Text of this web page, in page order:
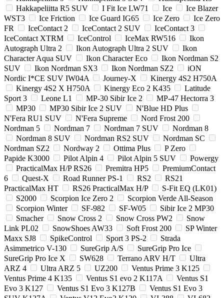
Hakkapeliitta R5 SUV
I Fit Ice LW71 Ice
Ice Blazer
WST3
Ice Friction Ice Guard IG65 Ice Zero
Ice Zero
FR
IceContact 2 IceContact 2 SUV
IceContact 3
IceContact XTRM
IceControl IceMax RW516
Ikon
Autograph Ultra 2
Ikon Autograph Ultra 2 SUV
Ikon
Character Aqua SUV
Ikon Character Eco
Ikon Nordman S2
SUV
Ikon Nordman SX3 Ikon Nordman SZ2
iON
Nordic I*CE SUV IW04A
Journey-X
Kinergy 4S2 H750A
Kinergy 4S2 X H750A
Kinergy Eco 2 K435
Latitude
Sport 3
Leone L1 MP-30 Sibir Ice 2
MP-47 Hectorra 3
MP30
MP30 Sibir Ice 2 SUV
N'Blue HD Plus
N'Fera RU1 SUV
N'Fera Supreme
Nord Frost 200
Nordman 5
Nordman 7 Nordman 7 SUV
Nordman 8
Nordman 8 SUV
Nordman RS2 SUV
Nordman SC
Nordman SZ2
Nordway 2 Ottima Plus
P Zero
Papide K3000
Pilot Alpin 4 Pilot Alpin 5 SUV
Powergy
PracticalMax H/P RS26
Premitra HP5
PremiumContact
6
Quest-X Road Runner PS-1 RS2
RS21
PracticalMax HT
RS26 PracticalMax H/P
S-Fit EQ (LK01)
S2000
Scorpion Ice Zero 2
Scorpion Verde All-Season
Scorpion Winter
SF-982 SF-W05
Sibir Ice 2 MP30
Smacher
Snow Cross 2 Snow Cross PW2
Snow
Link PL02
SnowShoes AW33 Soft Frost 200
SP Winter
Maxx SJ8
SpikeControl Sport 3 PS-2
Strada
Asimmetrico V-130
SureGrip A/S
SureGrip Pro Ice
SureGrip Pro Ice X
SW628 Terrano ARV H/T
Ultra
ARZ 4
Ultra ARZ 5 UZ200
Ventus Prime 3 K125
Ventus Prime 4 K135
Ventus S1 evo 2 K117A
Ventus S1
Evo 3 K127
Ventus S1 Evo 3 K127B
Ventus S1 Evo 3